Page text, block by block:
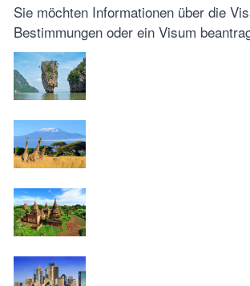
Sie möchten Informationen über die
Bestimmungen oder ein Visum